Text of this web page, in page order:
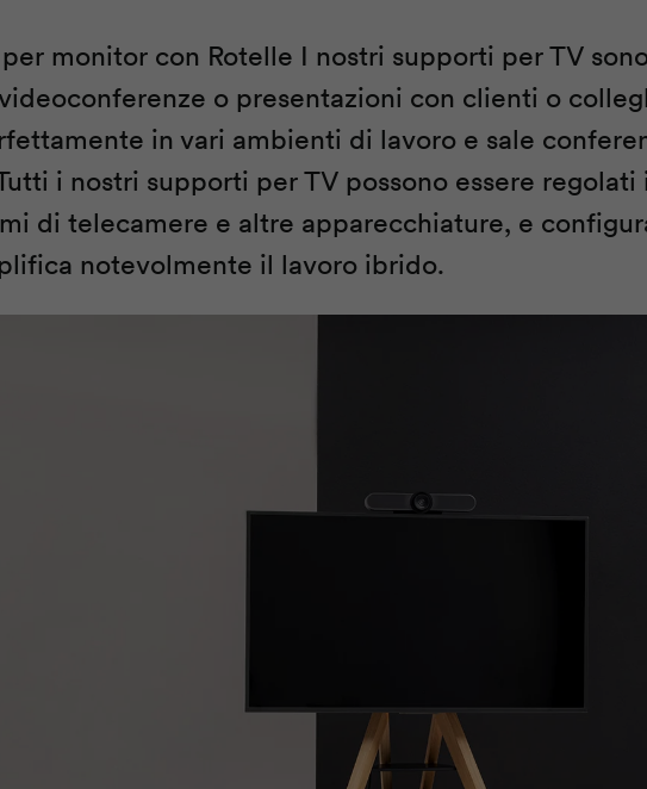
monitor con Rotelle I nostri supporti per TV
o presentazioni con clienti o
in vari ambienti di lavoro e sale
i nostri supporti per TV possono essere
di telecamere e altre apparecchiature, e
notevolmente il lavoro ibrido.